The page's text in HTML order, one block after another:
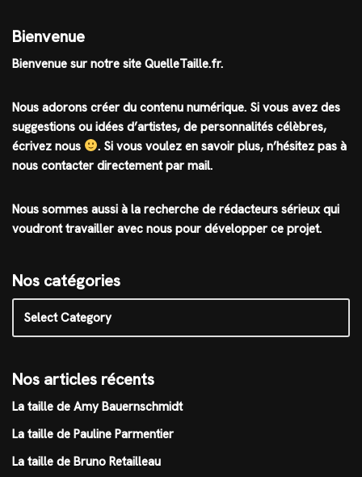
Bienvenue
Bienvenue sur notre site QuelleTaille.fr.
Nous adorons créer du contenu numérique. Si vous avez des
suggestions ou idées d’artistes, de personnalités célèbres,
écrivez nous
. Si vous voulez en savoir plus, n’hésitez pas à
nous contacter directement par mail.
Nous sommes aussi à la recherche de rédacteurs sérieux qui
voudront travailler avec nous pour développer ce projet.
Nos catégories
Nos articles récents
La taille de Amy Bauernschmidt
La taille de Pauline Parmentier
La taille de Bruno Retailleau